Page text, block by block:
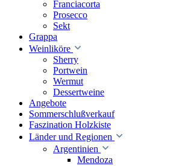
Franciacorta
Prosecco
Sekt
Grappa
Weinliköre
Sherry
Portwein
Wermut
Dessertweine
Angebote
Sommerschlußverkauf
Faszination Holzkiste
Länder und Regionen
Argentinien
Mendoza